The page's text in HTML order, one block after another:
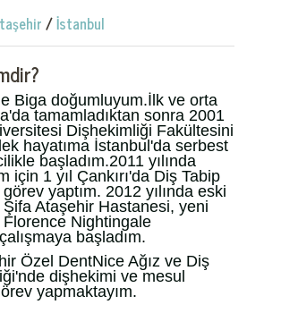
/İstanbul
Biga doğumluyum.İlk ve orta
tamamladıktan sonra 2001
Dişhekimliği Fakültesini
hayatıma İstanbul'da serbest
başladım.2011 yılında
için 1 yıl Çankırı'da Diş Tabip
yaptım. 2012 yılında eski
Şifa Ataşehir Hastanesi, yeni
Florence Nightingale
başladım.
Özel DentNice Ağız ve Diş
dişhekimi ve mesul
yapmaktayım.